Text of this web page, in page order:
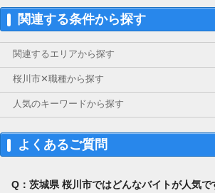
ています。
関連する条件から探す
関連するエリアから探す
桜川市✕職種から探す
人気のキーワードから探す
よくあるご質問
Q：茨城県 桜川市ではどんなバイトが人気で